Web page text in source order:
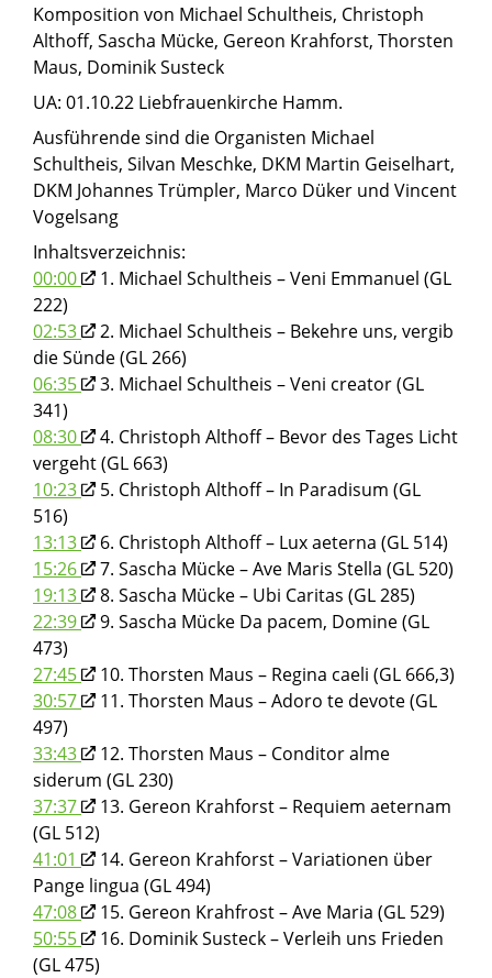
Komposition von Michael Schultheis, Christoph
Althoff, Sascha Mücke, Gereon Krahforst, Thorsten
Maus, Dominik Susteck
UA: 01.10.22 Liebfrauenkirche Hamm.
Ausführende sind die Organisten Michael
Schultheis, Silvan Meschke, DKM Martin Geiselhart,
DKM Johannes Trümpler, Marco Düker und Vincent
Vogelsang
Inhaltsverzeichnis:
00:00
1. Michael Schultheis – Veni Emmanuel (GL
222)
02:53
2. Michael Schultheis – Bekehre uns, vergib
die Sünde (GL 266)
06:35
3. Michael Schultheis – Veni creator (GL
341)
08:30
4. Christoph Althoff – Bevor des Tages Licht
vergeht (GL 663)
10:23
5. Christoph Althoff – In Paradisum (GL
516)
13:13
6. Christoph Althoff – Lux aeterna (GL 514)
15:26
7. Sascha Mücke – Ave Maris Stella (GL 520)
19:13
8. Sascha Mücke – Ubi Caritas (GL 285)
22:39
9. Sascha Mücke Da pacem, Domine (GL
473)
27:45
10. Thorsten Maus – Regina caeli (GL 666,3)
30:57
11. Thorsten Maus – Adoro te devote (GL
497)
33:43
12. Thorsten Maus – Conditor alme
siderum (GL 230)
37:37
13. Gereon Krahforst – Requiem aeternam
(GL 512)
41:01
14. Gereon Krahforst – Variationen über
Pange lingua (GL 494)
47:08
15. Gereon Krahfrost – Ave Maria (GL 529)
50:55
16. Dominik Susteck – Verleih uns Frieden
(GL 475)